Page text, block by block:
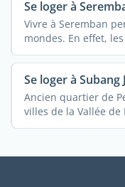
Se loger à
Vivre à Seremban
mondes. En effet,
Se loger à Subang
Ancien quartier de
villes de la Vallée de